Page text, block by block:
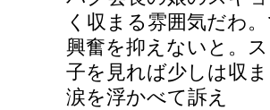
く収まる雰囲気だわ
興奮を抑えないと。
子を見れば少しは収
涙を浮かべて訴え